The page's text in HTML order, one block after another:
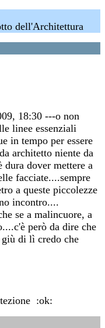
dell'Architettura
18:30 ---o non
linee essenziali
in tempo per essere
architetto niente da
dover mettere a
facciate....sempre
a queste piccolezze
incontro....
se a malincuore, a
però da dire che
di lì credo che
:ok: